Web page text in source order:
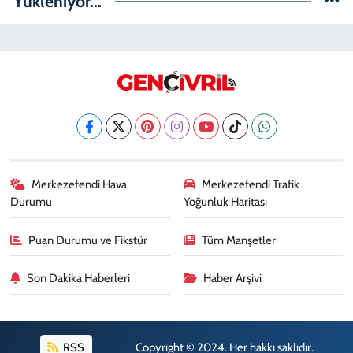
Merkezefendi Hava
Durumu
Merkezefendi Trafik
Yoğunluk Haritası
Puan Durumu ve Fikstür Tüm Manşetler
Son Dakika Haberleri Haber Arşivi
RSS Copyright © 2024. Her hakkı saklıdır.